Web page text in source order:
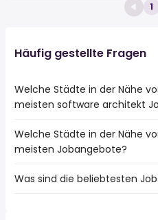
1
Häufig gestellte Fragen
Welche Städte in der Nähe
meisten software architekt
Städte in der Nähe von
architekt Jobs:
Norderstedt
Welche Städte in der Nähe
meisten Jobangebote?
10 Städte in der Nähe von
Was sind die beliebtesten